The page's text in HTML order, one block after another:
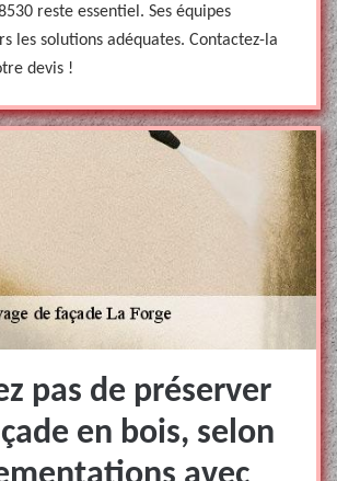
reste essentiel. Ses équipes
les solutions adéquates. Contactez-la
devis !
pas de préserver
en bois, selon